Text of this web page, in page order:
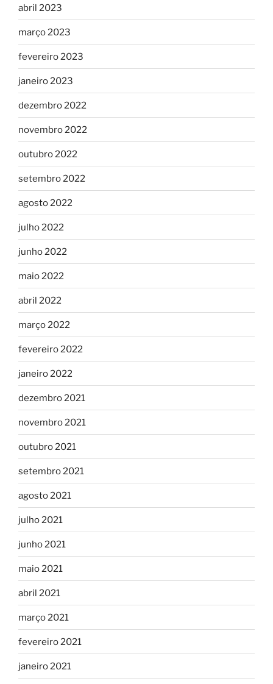
abril 2023
março 2023
fevereiro 2023
janeiro 2023
dezembro 2022
novembro 2022
outubro 2022
setembro 2022
agosto 2022
julho 2022
junho 2022
maio 2022
abril 2022
março 2022
fevereiro 2022
janeiro 2022
dezembro 2021
novembro 2021
outubro 2021
setembro 2021
agosto 2021
julho 2021
junho 2021
maio 2021
abril 2021
março 2021
fevereiro 2021
janeiro 2021